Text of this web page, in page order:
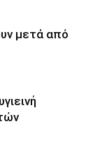
μετά από